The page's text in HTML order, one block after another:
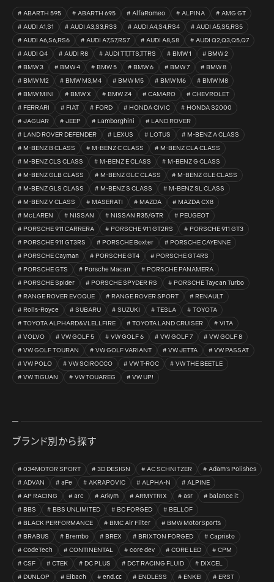
ABARTH 595 ABARTH 695 AlfaRomeo ALPINA
AMG GT
AUDI A1,S1
AUDI A3,S3,RS3 AUDI A4,S4,RS4
AUDI A5,S5,RS5
AUDI A6,S6,RS6
AUDI A7,S7,RS7 AUDI A8,S8
AUDI Q2,Q3,Q5,Q7
AUDI Q4
AUDI R8 AUDI TT,TTS,TTRS BMW 1
BMW 2
BMW 3
BMW 4 BMW 5 BMW 6 BMW 7
BMW 8
BMW M2
BMW M3,M4 BMW M5 BMW M6
BMW M8
BMW MINI
BMW X BMW Z4 CAMARO
CHEVROLET
FERRARI
FIAT FORD HONDA CIVIC
HONDA S2000
JAGUAR
JEEP Lamborghini
LAND ROVER
LAND ROVER DEFENDER
LEXUS LOTUS
M-BENZ A CLASS
M-BENZ B CLASS
M-BENZ C CLASS
M-BENZ CLA CLASS
M-BENZ CLS CLASS
M-BENZ E CLASS
M-BENZ G CLASS
M-BENZ GLB CLASS
M-BENZ GLC CLASS
M-BENZ GLE CLASS
M-BENZ GLS CLASS
M-BENZ S CLASS
M-BENZ SL CLASS
M-BENZ V CLASS
MASERATI MAZDA
MAZDA CX8
McLAREN
NISSAN NISSAN R35/GTR
PEUGEOT
PORSCHE 911 CARRERA
PORSCHE 911 GT2RS
PORSCHE 911 GT3
PORSCHE 911 GT3RS
PORSCHE Boxter
PORSCHE CAYENNE
PORSCHE Cayman
PORSCHE GT4
PORSCHE GT4RS
PORSCHE GTS
Porsche Macan
PORSCHE PANAMERA
PORSCHE Spider
PORSCHE SPYDER RS
PORSCHE Taycan Turbo
RANGE ROVER EVOQUE
RANGE ROVER SPORT
RENAULT
Rolls-Royce
SUBARU SUZUKI TESLA
TOYOTA
TOYOTA ALPHARD&VLELLFIRE
TOYOTA LAND CRUISER
VITA
VOLVO
VW GOLF 5 VW GOLF 6 VW GOLF 7
VW GOLF 8
VW GOLF TOURAN
VW GOLF VARIANT VW JETTA
VW PASSAT
VW POLO
VW SCIROCCO VW T-ROC
VW THE BEETLE
VW TIGUAN
VW TOUAREG VW UP!
ブランド別から探す
034MOTOR SPORT 3D DESIGN AC SCHNITZER
Adam's Polishes
ADVAN
aFe AKRAPOVIC ALPHA-N
ALPINE
AP RACING
arc Arkym ARMYTRIX asr
balance it
BBS
BBS UNLIMITED BC FORGED
BELLOF
BLACK PERFORMANCE
BMC Air Filter
BMW MotorSports
BRABUS
Brembo BREX BRIXTON FORGED
Capristo
CodeTech
CONTINENTAL core dev CORE LED
CPM
CSF
CTEK DC PLUS DCT RACING FLUID
DIXCEL
DUNLOP
Eibach end.㏄ ENDLESS ENKEI ERST